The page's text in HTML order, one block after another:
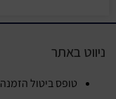
ניווט באתר
טופס ביטול הזמנה